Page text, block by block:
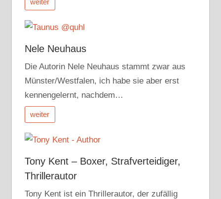
weiter
Nele Neuhaus
Die Autorin Nele Neuhaus stammt zwar aus
Münster/Westfalen, ich habe sie aber erst
kennengelernt, nachdem…
weiter
Tony Kent – Boxer, Strafverteidiger,
Thrillerautor
Tony Kent ist ein Thrillerautor, der zufällig